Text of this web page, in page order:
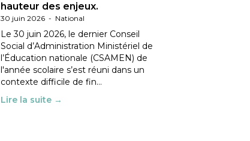
hauteur des enjeux.
30 juin 2026 - National
Le 30 juin 2026, le dernier Conseil
Social d’Administration Ministériel de
l’Éducation nationale (CSAMEN) de
l'année scolaire s’est réuni dans un
contexte difficile de fin…
Lire la suite →